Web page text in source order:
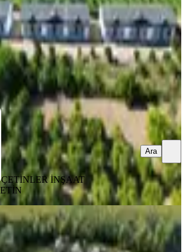
₺
EMLAK Mahmut ÇETİN
ÇETİNLER İNŞAAT
Ara
Emlaktan Antik Kent
Lüks Dubleks Villa